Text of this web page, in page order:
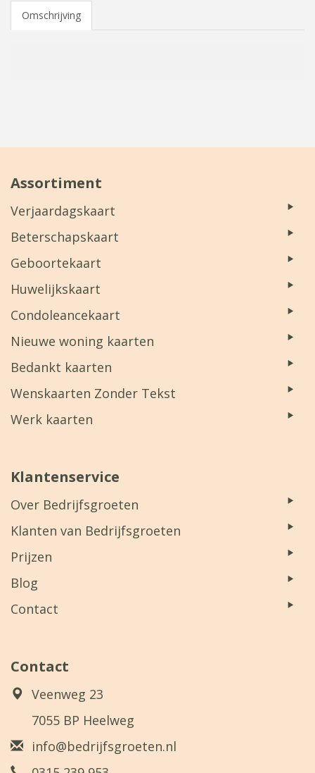
Omschrijving
Assortiment
Verjaardagskaart
Beterschapskaart
Geboortekaart
Huwelijkskaart
Condoleancekaart
Nieuwe woning kaarten
Bedankt kaarten
Wenskaarten Zonder Tekst
Werk kaarten
Klantenservice
Over Bedrijfsgroeten
Klanten van Bedrijfsgroeten
Prijzen
Blog
Contact
Contact
Veenweg 23
7055 BP Heelweg
info@bedrijfsgroeten.nl